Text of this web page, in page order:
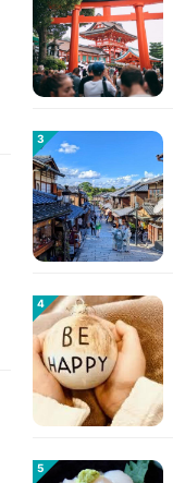
3
4
5